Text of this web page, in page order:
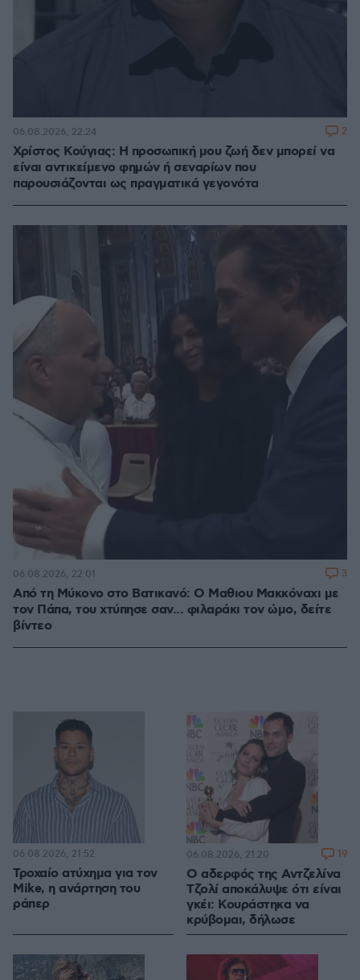
Χρίστος Κούγιας: Η προσωπική μου ζωή δεν μπορεί να
είναι αντικείμενο φημών ή σεναρίων που
παρουσιάζονται ως πραγματικά γεγονότα
06.08.2026, 22:24 2
Από τη Μύκονο στο Βατικανό: Ο Μαθιου Μακκόναχι με
τον Πάπα, του χτύπησε σαν... φιλαράκι τον ώμο, δείτε
βίντεο
06.08.2026, 22:01 3
Τροχαίο ατύχημα για τον
Mike, η ανάρτηση του
ράπερ
06.08.2026, 21:52
Ο αδερφός της Αντζελίνα
Τζολί αποκάλυψε ότι είναι
γκέι: Κουράστηκα να
κρύβομαι, δήλωσε
06.08.2026, 21:20 19